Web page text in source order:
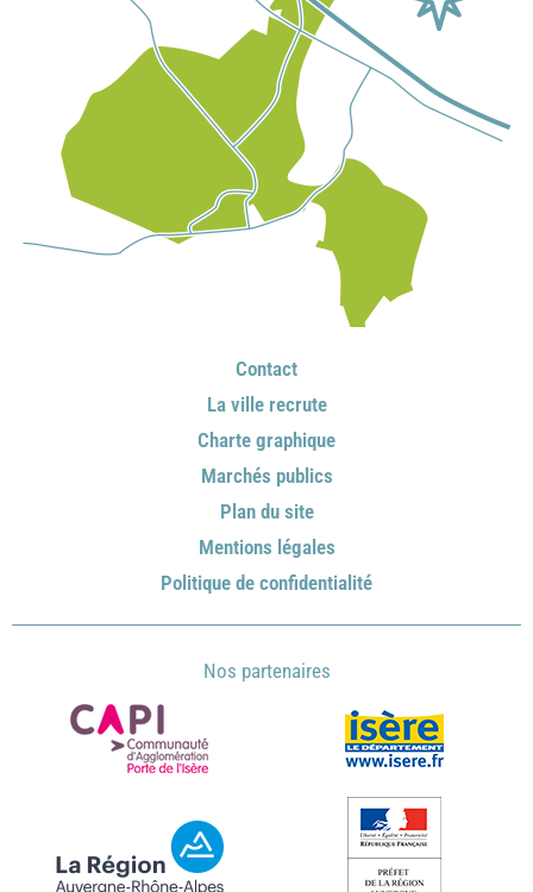
Contact
La ville recrute
Charte graphique
Marchés publics
Plan du site
Mentions légales
Politique de confidentialité
Nos partenaires